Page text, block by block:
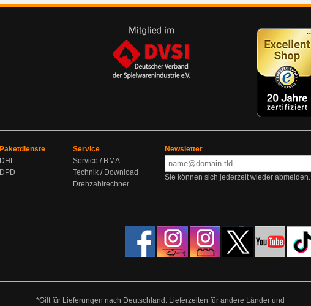
Paketdienste
DHL
DPD
Service
Service / RMA
Technik / Download
Drehzahlrechner
Newsletter
Sie können sich jederzeit wieder abmelden.
*Gilt für Lieferungen nach Deutschland. Lieferzeiten für andere Länder und